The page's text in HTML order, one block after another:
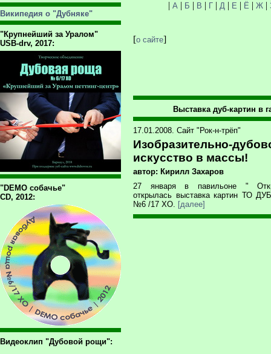
Википедия о "Дубняке"
"Крупнейший за Уралом"
USB-drv, 2017:
"DEMO собачье"
CD, 2012:
Видеоклип "Дубовой рощи":
| А | Б | В | Г| Д | Е | Ё | Ж|
[о сайте]
Выставка дуб-картин в
17.01.2008. Сайт "Рок-н-трёп"
Изобразительно-
искусство в массы!
автор: Кирилл Захаров
27 января в павильоне "
открылась выставка картин ТО
№6 /17 ХО. [далее]